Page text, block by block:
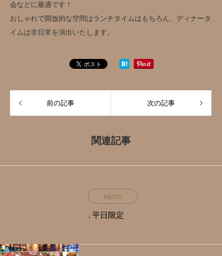
会などに最適です！
おしゃれで開放的な空間はランチタイムはもちろん、ディナータ
イムは非日常を演出いたします。
前の記事 次の記事
関連記事
NEWS
. 平日限定️